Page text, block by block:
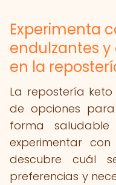
Experimenta
endulzantes
en la
La repostería
de opciones
forma
experimentar
descubre cuál
preferencias y